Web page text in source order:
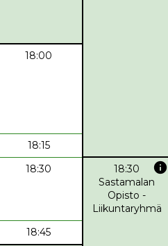
18:00
18:15
18:30
18:30 info
Sastamalan
Opisto -
Liikuntaryhmä
18:45